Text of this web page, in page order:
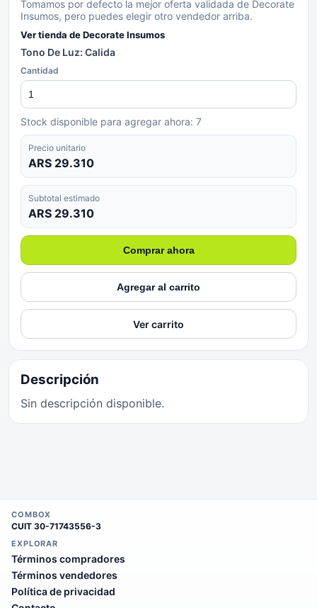
Tomamos por defecto la mejor oferta validada de Decorate
Insumos, pero puedes elegir otro vendedor arriba.
Ver tienda deDecorate Insumos
Tono De Luz: Calida
Cantidad
Stock disponible para agregar ahora: 7
Precio unitario
ARS 29.310
Subtotal estimado
ARS 29.310
Comprar ahora
Agregar al carrito
Ver carrito
Descripción
Sin descripción disponible.
COMBOX
CUIT 30-71743556-3
EXPLORAR
Términos compradores
Términos vendedores
Política de privacidad